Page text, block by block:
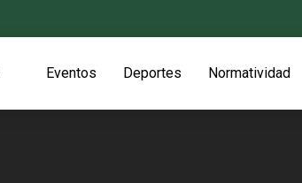
Eventos Deportes Normatividad